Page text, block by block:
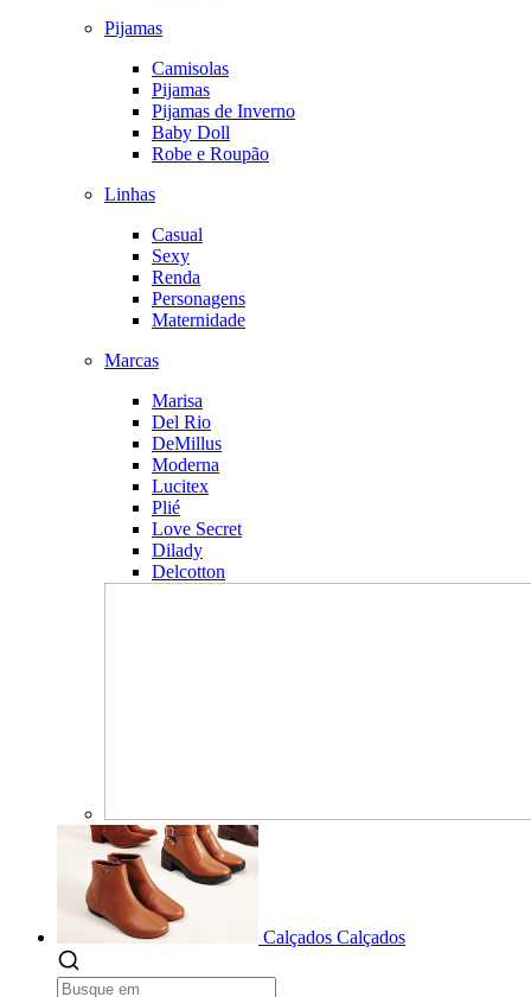
Pijamas
Camisolas
Pijamas
Pijamas de Inverno
Baby Doll
Robe e Roupão
Linhas
Casual
Sexy
Renda
Personagens
Maternidade
Marcas
Marisa
Del Rio
DeMillus
Moderna
Lucitex
Plié
Love Secret
Dilady
Delcotton
Calçados Calçados